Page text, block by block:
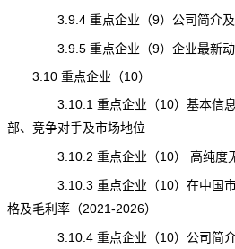
3.9.4 重点企业（9）公司简介及
3.9.5 重点企业（9）企业最新动
3.10 重点企业（10）
3.10.1 重点企业（10）基本信息、
部、竞争对手及市场地位
3.10.2 重点企业（10） 高纯度无
3.10.3 重点企业（10）在中国市场
格及毛利率（2021-2026）
3.10.4 重点企业（10）公司简介